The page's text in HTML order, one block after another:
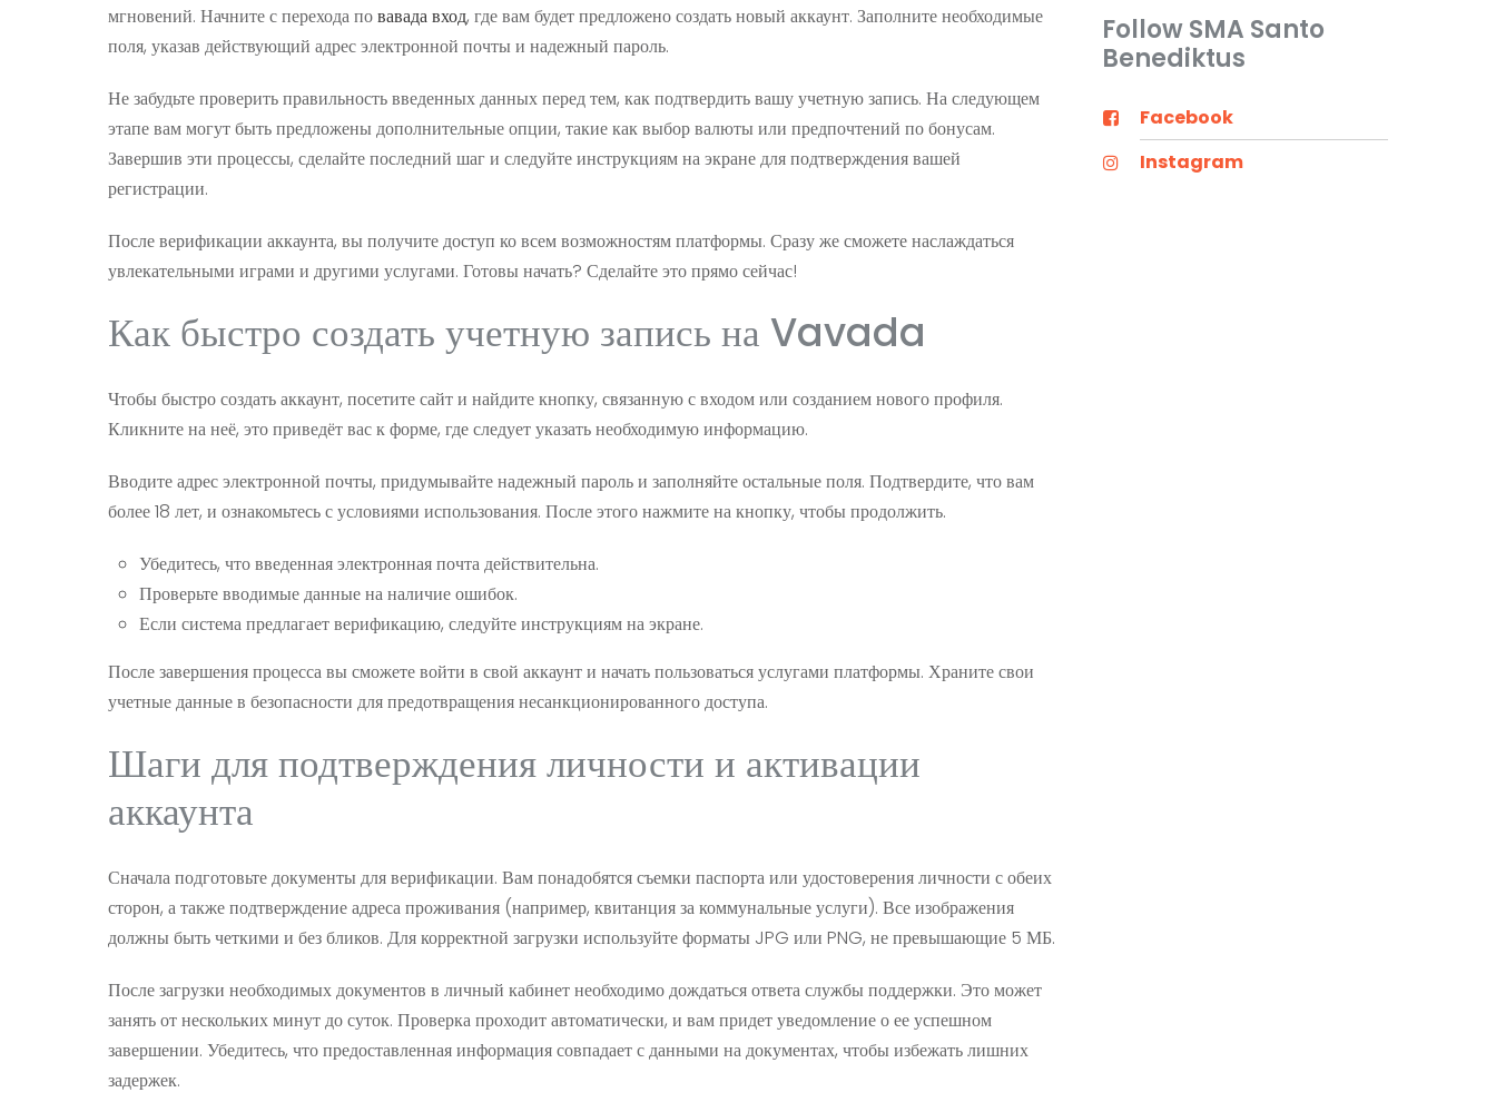
мгновений. Начните с перехода повавада вход, где вам будет предложено создать новый аккаунт. Заполните необходимые
поля, указав действующий адрес электронной почты и надежный пароль.
Не забудьте проверить правильность введенных данных перед тем, как подтвердить вашу учетную запись. На следующем
этапе вам могут быть предложены дополнительные опции, такие как выбор валюты или предпочтений по бонусам.
Завершив эти процессы, сделайте последний шаг и следуйте инструкциям на экране для подтверждения вашей
регистрации.
После верификации аккаунта, вы получите доступ ко всем возможностям платформы. Сразу же сможете наслаждаться
увлекательными играми и другими услугами. Готовы начать? Сделайте это прямо сейчас!
Как быстро создать учетную запись на Vavada
Чтобы быстро создать аккаунт, посетите сайт и найдите кнопку, связанную с входом или созданием нового профиля.
Кликните на неё, это приведёт вас к форме, где следует указать необходимую информацию.
Вводите адрес электронной почты, придумывайте надежный пароль и заполняйте остальные поля. Подтвердите, что вам
более 18 лет, и ознакомьтесь с условиями использования. После этого нажмите на кнопку, чтобы продолжить.
Убедитесь, что введенная электронная почта действительна.
Проверьте вводимые данные на наличие ошибок.
Если система предлагает верификацию, следуйте инструкциям на экране.
После завершения процесса вы сможете войти в свой аккаунт и начать пользоваться услугами платформы. Храните свои
учетные данные в безопасности для предотвращения несанкционированного доступа.
Шаги для подтверждения личности и активации
аккаунта
Сначала подготовьте документы для верификации. Вам понадобятся съемки паспорта или удостоверения личности с обеих
сторон, а также подтверждение адреса проживания (например, квитанция за коммунальные услуги). Все изображения
должны быть четкими и без бликов. Для корректной загрузки используйте форматы JPG или PNG, не превышающие 5 МБ.
После загрузки необходимых документов в личный кабинет необходимо дождаться ответа службы поддержки. Это может
занять от нескольких минут до суток. Проверка проходит автоматически, и вам придет уведомление о ее успешном
завершении. Убедитесь, что предоставленная информация совпадает с данными на документах, чтобы избежать лишних
задержек.
Follow SMA Santo
Benediktus
Facebook
Instagram